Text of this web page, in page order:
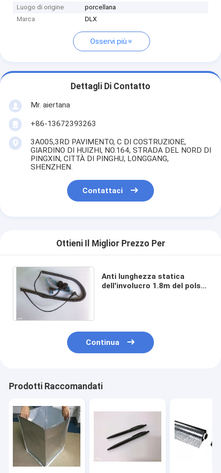
Luogo di origine
porcellana
Marca
DLX
Osservi più
Dettagli Di Contatto
Mr. aiertana
+86-13672393263
3A005,3RD PAVIMENTO, C DI COSTRUZIONE,
GIARDINO DI HUIZHI, NO.164, STRADA DEL NORD DI
PINGXIN, CITTÀ DI PINGHU, LONGGANG,
SHENZHEN.
Contattaci
Ottieni Il Miglior Prezzo Per
Anti lunghezza statica
dell'involucro 1.8m del polso
Continua
Prodotti Raccomandati